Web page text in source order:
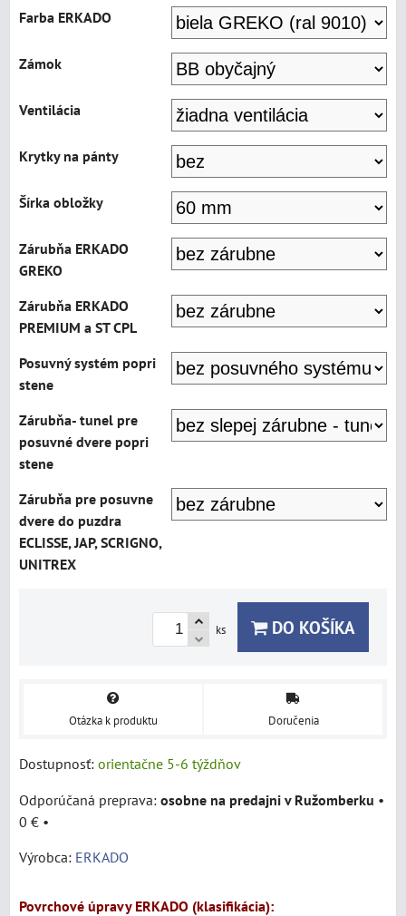
Farba ERKADO
Zámok
Ventilácia
Krytky na pánty
Šírka obložky
Zárubňa ERKADO
GREKO
Zárubňa ERKADO
PREMIUM a ST CPL
Posuvný systém popri
stene
Zárubňa- tunel pre
posuvné dvere popri
stene
Zárubňa pre posuvne
dvere do puzdra
ECLISSE, JAP, SCRIGNO,
UNITREX
ks DO KOŠÍKA
Otázka k produktu Doručenia
Dostupnosť: orientačne 5-6 týždňov
osobne na predajni v Ružomberku •
0 € •
Výrobca: ERKADO
Povrchové úpravy ERKADO (klasifikácia):